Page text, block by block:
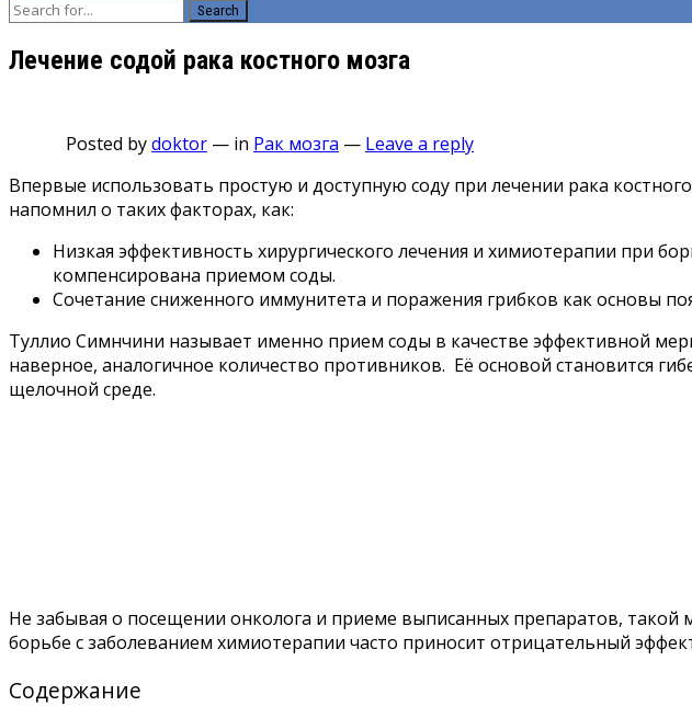
Search
Лечение содой рака костного мозга
Posted bydoktor — in Рак мозга — Leave a reply
Впервые использовать простую и доступную соду при лечении рака
напомнил о таких факторах, как:
Низкая эффективность хирургического лечения и химиотерапии при
компенсирована приемом соды.
Сочетание сниженного иммунитета и поражения грибков как основы
Туллио Симнчини называет именно прием соды в качестве эффективной
наверное, аналогичное количество противников. Её основой становится
щелочной среде.
Не забывая о посещении онколога и приеме выписанных препаратов,
борьбе с заболеванием химиотерапии часто приносит отрицательный
Содержание